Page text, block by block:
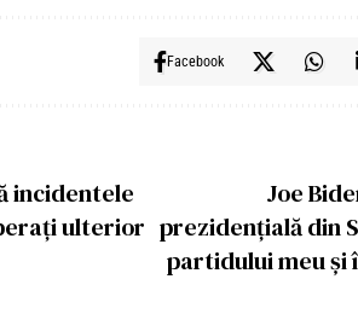
Facebook
incidentele
ulterior
Joe
prezidențială din
partidului meu și